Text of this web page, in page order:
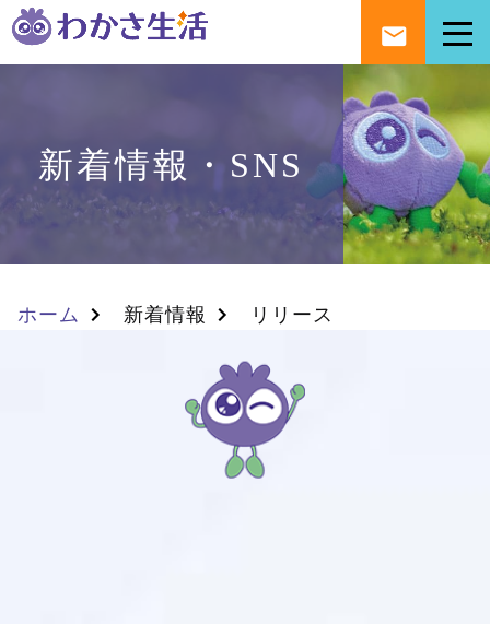
新着情報・SNS
ホーム 新着情報 リリース